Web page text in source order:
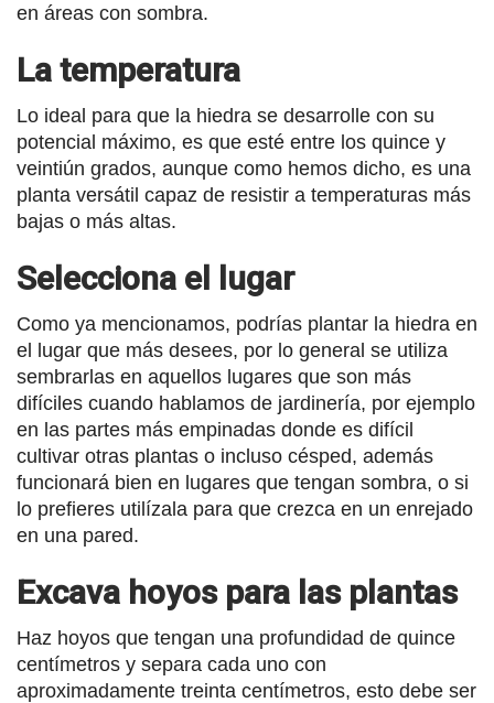
en áreas con sombra.
La temperatura
Lo ideal para que la hiedra se desarrolle con su
potencial máximo, es que esté entre los quince y
veintiún grados, aunque como hemos dicho, es una
planta versátil capaz de resistir a temperaturas más
bajas o más altas.
Selecciona el lugar
Como ya mencionamos, podrías plantar la hiedra en
el lugar que más desees, por lo general se utiliza
sembrarlas en aquellos lugares que son más
difíciles cuando hablamos de jardinería, por ejemplo
en las partes más empinadas donde es difícil
cultivar otras plantas o incluso césped, además
funcionará bien en lugares que tengan sombra, o si
lo prefieres utilízala para que crezca en un enrejado
en una pared.
Excava hoyos para las plantas
Haz hoyos que tengan una profundidad de quince
centímetros y separa cada uno con
aproximadamente treinta centímetros, esto debe ser